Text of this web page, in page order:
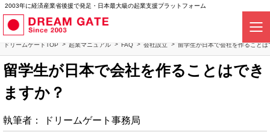
2003年に経済産業省後援で発足・日本最大級の起業支援プラットフォーム
ドリームゲートTOP 起業マニュアル FAQ 会社設立 留学生が日本で会社を作ることは
留学生が日本で会社を作ることはでき
ますか？
執筆者： ドリームゲート事務局